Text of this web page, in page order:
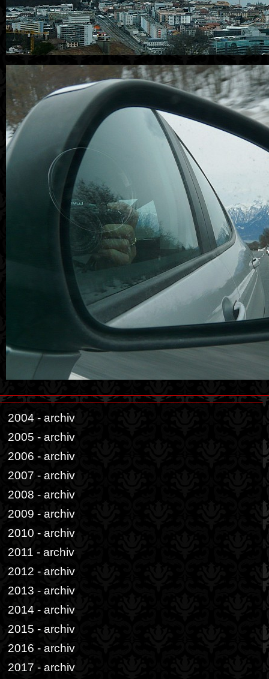
2004 - archiv
2005 - archiv
2006 - archiv
2007 - archiv
2008 - archiv
2009 - archiv
2010 - archiv
2011 - archiv
2012 - archiv
2013 - archiv
2014 - archiv
2015 - archiv
2016 - archiv
2017 - archiv